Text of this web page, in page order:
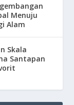
Menuju
Alam
Skala
Santapan